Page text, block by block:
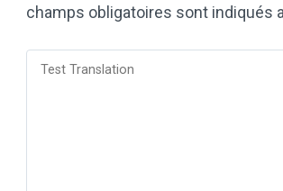
champs obligatoires sont indiqués